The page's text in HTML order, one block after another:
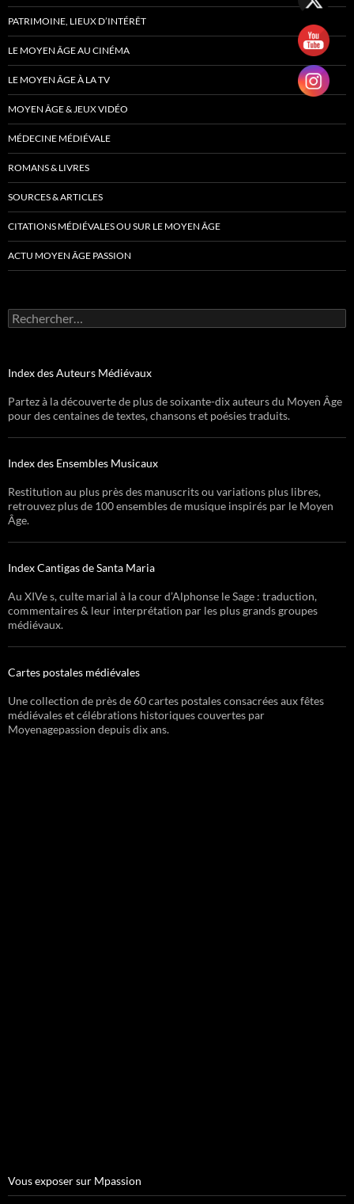
PATRIMOINE, LIEUX D’INTÉRÊT
LE MOYEN ÂGE AU CINÉMA
LE MOYEN ÂGE À LA TV
MOYEN ÂGE & JEUX VIDÉO
MÉDECINE MÉDIÉVALE
ROMANS & LIVRES
SOURCES & ARTICLES
CITATIONS MÉDIÉVALES OU SUR LE MOYEN ÂGE
ACTU MOYEN ÂGE PASSION
Rechercher :
Index des Auteurs Médiévaux
Partez à la découverte de plus de soixante-dix auteurs du Moyen Âge
pour des centaines de textes, chansons et poésies traduits.
Index des Ensembles Musicaux
Restitution au plus près des manuscrits ou variations plus libres,
retrouvez plus de 100 ensembles de musique inspirés par le Moyen
Âge.
Index Cantigas de Santa Maria
Au XIVe s, culte marial à la cour d’Alphonse le Sage : traduction,
commentaires & leur interprétation par les plus grands groupes
médiévaux.
Cartes postales médiévales
Une collection de près de 60 cartes postales consacrées aux fêtes
médiévales et célébrations historiques couvertes par
Moyenagepassion depuis dix ans.
Vous exposer sur Mpassion